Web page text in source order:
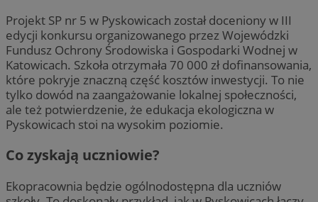
Projekt SP nr 5 w Pyskowicach został doceniony w III
edycji konkursu organizowanego przez Wojewódzki
Fundusz Ochrony Środowiska i Gospodarki Wodnej w
Katowicach. Szkoła otrzymała 70 000 zł dofinansowania,
które pokryje znaczną część kosztów inwestycji. To nie
tylko dowód na zaangażowanie lokalnej społeczności,
ale też potwierdzenie, że edukacja ekologiczna w
Pyskowicach stoi na wysokim poziomie.
Co zyskają uczniowie?
Ekopracownia będzie ogólnodostępna dla uczniów